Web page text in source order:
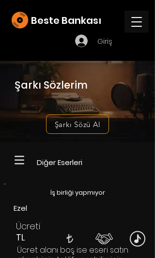
Beste Bankası
Giriş
Şarkı Sözlerim
Şarkı Sözü Al
Diğer Eserleri
İş birliği yapmıyor
Ezel
Ücreti
TL
Ücret alanı boş ise eseri satın